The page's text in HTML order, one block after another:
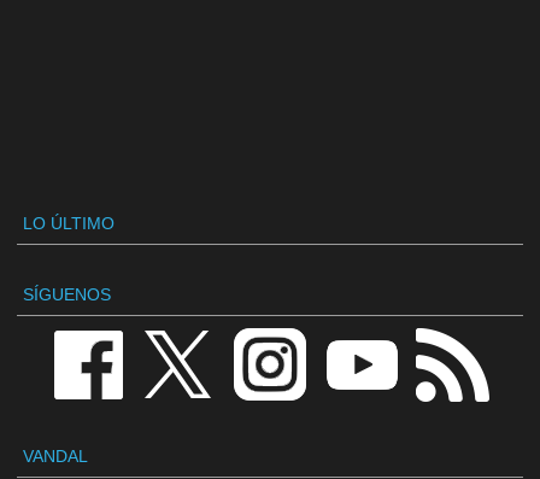
LO ÚLTIMO
SÍGUENOS
VANDAL